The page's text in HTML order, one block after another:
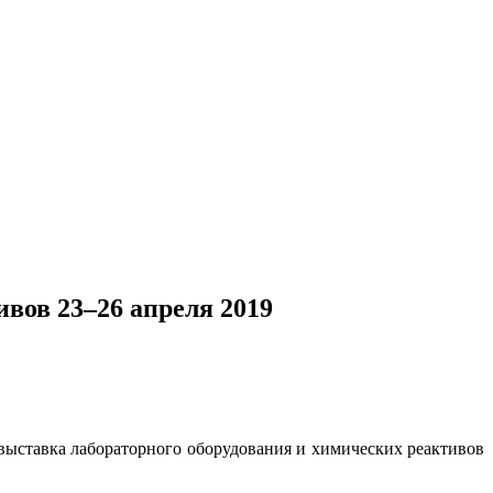
23–26 апреля 2019
лабораторного оборудования и химических реактивов